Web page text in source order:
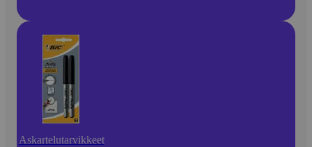
Askartelutarvikkeet